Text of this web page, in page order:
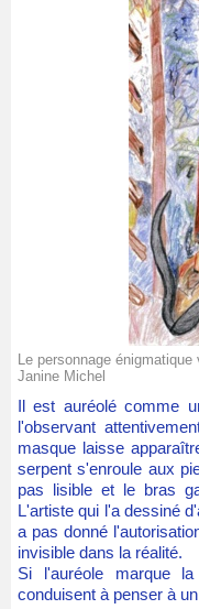
Le personnage énigmatique
Janine Michel
Il est auréolé comme un saint mais il porte un masque. En
l'observant
masque laisse
serpent s'enroule aux
pas lisible et le bras
L'artiste qui l'a dessiné
a pas donné
invisible dans la réalité.
Si l'auréole marque
conduisent à penser à